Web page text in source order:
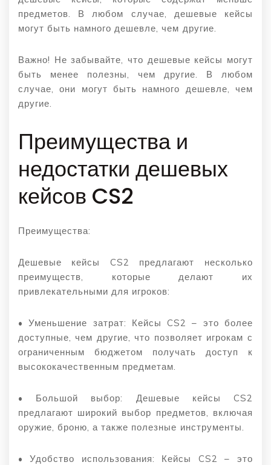
предметов. В любом случае, дешевые кейсы
могут быть намного дешевле, чем другие.
Важно! Не забывайте, что дешевые кейсы могут
быть менее полезны, чем другие. В любом
случае, они могут быть намного дешевле, чем
другие.
Преимущества и
недостатки дешевых
кейсов CS2
Преимущества:
Дешевые кейсы CS2 предлагают несколько
преимуществ, которые делают их
привлекательными для игроков:
• Уменьшение затрат: Кейсы CS2 – это более
доступные, чем другие, что позволяет игрокам с
ограниченным бюджетом получать доступ к
высококачественным предметам.
• Большой выбор: Дешевые кейсы CS2
предлагают широкий выбор предметов, включая
оружие, броню, а также полезные инструменты.
• Удобство использования: Кейсы CS2 – это